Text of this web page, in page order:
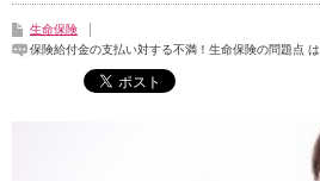
生命保険
保険給付金の支払い対する不満！生命保険の問題点 は